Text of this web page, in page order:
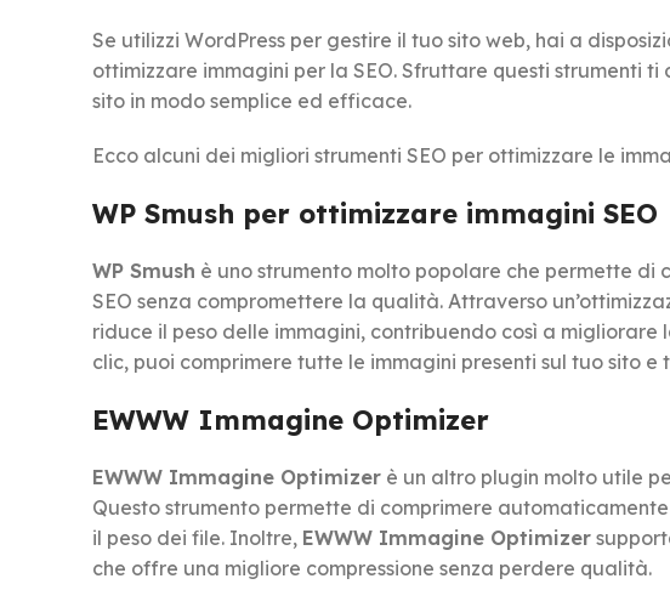
Se utilizzi WordPress per gestire il tuo sito web, hai a
ottimizzare immagini per la SEO. Sfruttare questi strumenti
sito in modo semplice ed efficace.
Ecco alcuni dei migliori strumenti SEO per ottimizzare le
WP Smush per ottimizzare immagini SEO
WP Smush è uno strumento molto popolare che permette di
SEO senza compromettere la qualità. Attraverso
riduce il peso delle immagini, contribuendo così a
clic, puoi comprimere tutte le immagini presenti sul tuo sito
EWWW Immagine Optimizer
EWWW Immagine Optimizer è un altro plugin molto utile
Questo strumento permette di comprimere
il peso dei file. Inoltre, EWWW Immagine Optimizer
che offre una migliore compressione senza perdere qualità.